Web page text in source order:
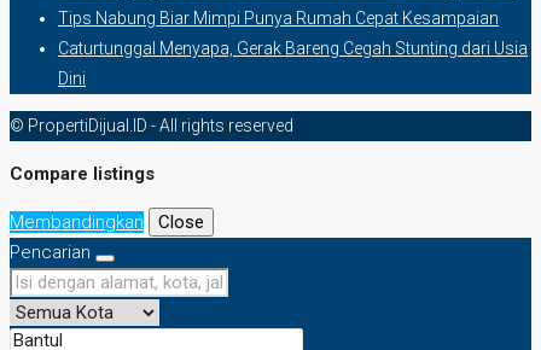
Tips Nabung Biar Mimpi Punya Rumah Cepat Kesampaian
Caturtunggal Menyapa, Gerak Bareng Cegah Stunting dari Usia
Dini
© PropertiDijual.ID - All rights reserved
Compare listings
Membandingkan
Close
Pencarian